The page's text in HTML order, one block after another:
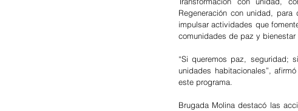
Regeneración con unidad,
impulsar actividades que
comunidades de paz y bienestar
“Si queremos paz, seguridad;
unidades habitacionales”,
este programa.
Brugada Molina destacó las